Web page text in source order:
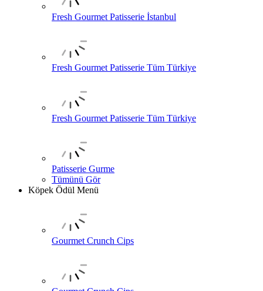
Fresh Gourmet Patisserie İstanbul
Fresh Gourmet Patisserie Tüm Türkiye
Fresh Gourmet Patisserie Tüm Türkiye
Patisserie Gurme
Tümünü Gör
Köpek Ödül Menü
Gourmet Crunch Cips